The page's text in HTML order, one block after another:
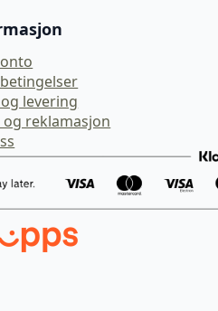
levering
og reklamasjon